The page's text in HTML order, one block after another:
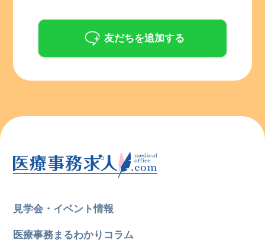
友だちを追加する
見学会・イベント情報
医療事務まるわかりコラム